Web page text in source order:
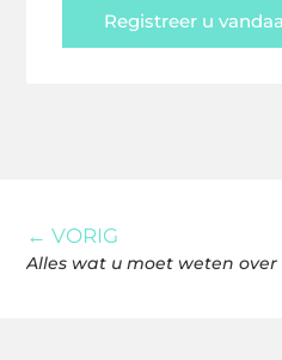
Registreer u
← VORIG
Alles wat u moet weten